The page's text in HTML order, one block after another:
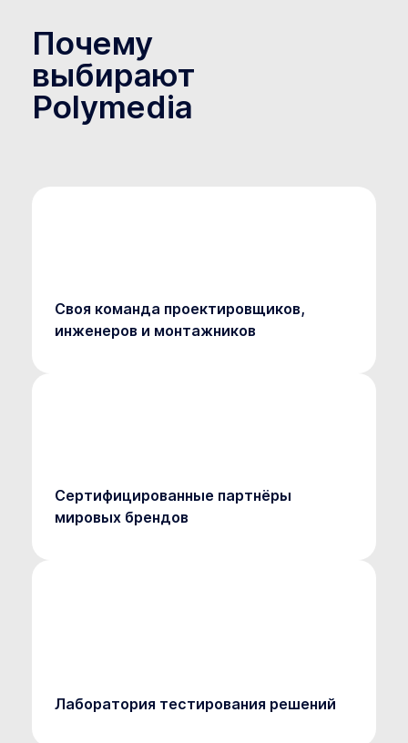
Почему
выбирают
Polymedia
Своя команда проектировщиков,
инженеров и монтажников
Сертифицированные партнёры
мировых брендов
Лаборатория тестирования решений